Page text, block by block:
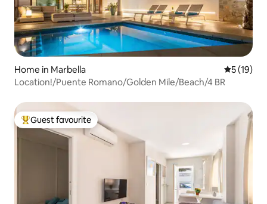
Home in Marbella 5 out of 5
5 (19)
Location!/Puente Romano/Golden Mile/Beach/4 BR
Top guest favourite
Guest favourite